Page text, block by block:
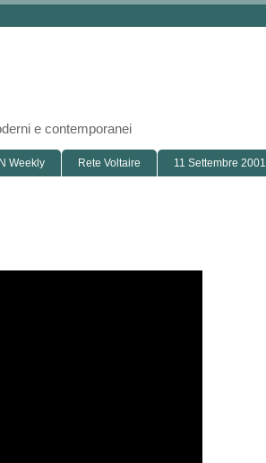
e contemporanei
Weekly Rete Voltaire 11 Settembre 2001